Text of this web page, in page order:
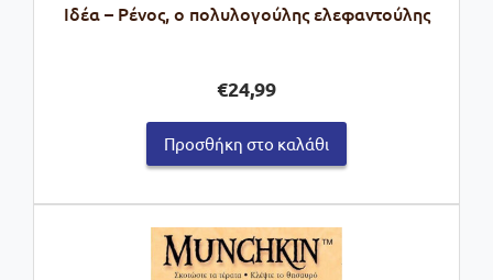
Ιδέα – Ρένος, ο πολυλογούλης ελεφαντούλης
€24,99
Προσθήκη στο καλάθι